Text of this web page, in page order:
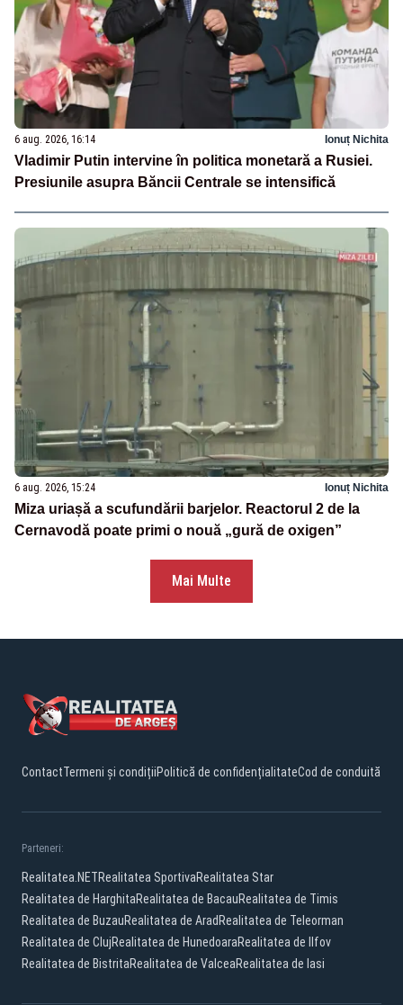
6 aug. 2026, 16:14 Ionuț Nichita
Vladimir Putin intervine în politica monetară a Rusiei.
Presiunile asupra Băncii Centrale se intensifică
6 aug. 2026, 15:24 Ionuț Nichita
Miza uriașă a scufundării barjelor. Reactorul 2 de la
Cernavodă poate primi o nouă „gură de oxigen”
Mai Multe
ContactTermeni și condițiiPolitică de confidențialitateCod de conduită
Parteneri:
Realitatea.NETRealitatea SportivaRealitatea Star
Realitatea de HarghitaRealitatea de BacauRealitatea de Timis
Realitatea de BuzauRealitatea de Arad Realitatea de Teleorman
Realitatea de ClujRealitatea de HunedoaraRealitatea de Ilfov
Realitatea de BistritaRealitatea de ValceaRealitatea de Iasi